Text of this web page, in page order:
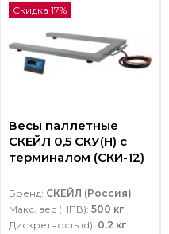
Скидка 17%
Весы паллетные
СКЕЙЛ 0,5 СКУ(Н) с
терминалом (СКИ-12)
Бренд: СКЕЙЛ (Россия)
Макс. вес (НПВ): 500 кг
Дискретность (d): 0,2 кг